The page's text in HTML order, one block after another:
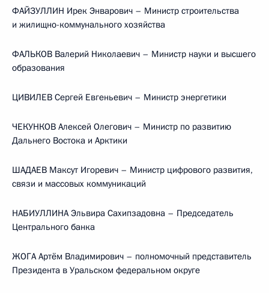
ФАЙЗУЛЛИН Ирек Энварович – Министр строительства
и жилищно-коммунального хозяйства
ФАЛЬКОВ Валерий Николаевич – Министр науки и высшего
образования
ЦИВИЛЕВ Сергей Евгеньевич – Министр энергетики
ЧЕКУНКОВ Алексей Олегович – Министр по развитию
Дальнего Востока и Арктики
ШАДАЕВ Максут Игоревич – Министр цифрового развития,
связи и массовых коммуникаций
НАБИУЛЛИНА Эльвира Сахипзадовна – Председатель
Центрального банка
ЖОГА Артём Владимирович – полномочный представитель
Президента в Уральском федеральном округе